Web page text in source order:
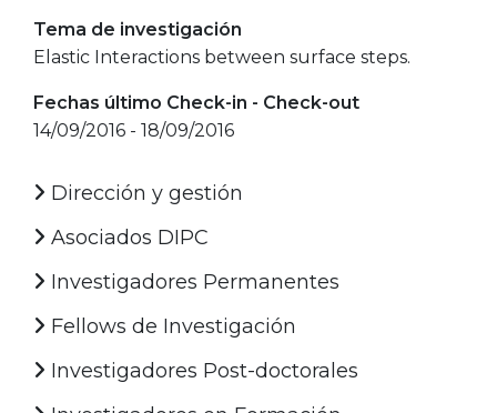
Tema de investigación
Elastic Interactions between surface steps.
Fechas último Check-in - Check-out
14/09/2016 - 18/09/2016
Dirección y gestión
Asociados DIPC
Investigadores Permanentes
Fellows de Investigación
Investigadores Post-doctorales